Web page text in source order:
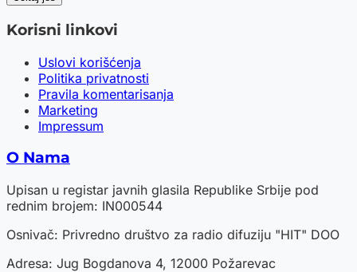
Korisni linkovi
Uslovi korišćenja
Politika privatnosti
Pravila komentarisanja
Marketing
Impressum
O Nama
Upisan u registar javnih glasila Republike Srbije pod
rednim brojem: IN000544
Osnivač: Privredno društvo za radio difuziju "HIT" DOO
Adresa: Jug Bogdanova 4, 12000 Požarevac